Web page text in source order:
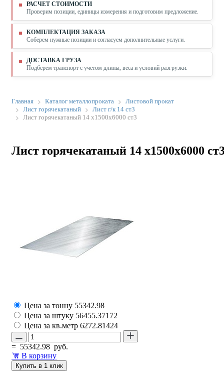
РАСЧЕТ СТОИМОСТИ
Проверим позиции, единицы измерения и подготовим предложение.
КОМПЛЕКТАЦИЯ ЗАКАЗА
Соберем нужные позиции и согласуем дополнительные услуги.
ДОСТАВКА ГРУЗА
Подберем транспорт с учетом длины, веса и условий разгрузки.
Главная Каталог металлопроката
Листовой прокат
Лист горячекатаный
Лист г/к 14 ст3
Лист горячекатаный 14 х1500х6000 ст3
Лист горячекатаный 14 х1500х6000
Цена за тонну 55342.98
Цена за штуку 56455.37172
Цена за кв.метр 6272.81424
= 55342.98 руб.
В корзину
Купить в 1 клик